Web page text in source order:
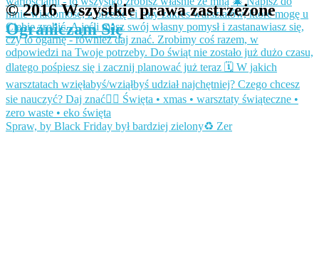
Spraw, by Black Friday był bardziej zielony♻️ Zer
© 2016 Wszystkie prawa zastrzeżone
Ograniczam Się